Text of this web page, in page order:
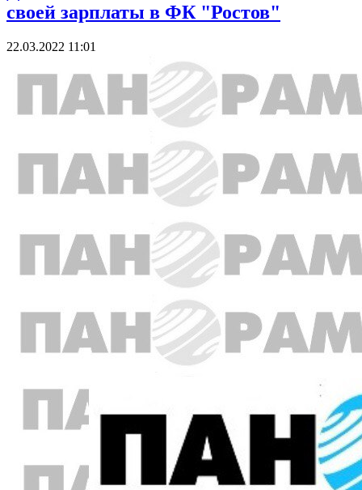
своей зарплаты в ФК "Ростов"
22.03.2022 11:01